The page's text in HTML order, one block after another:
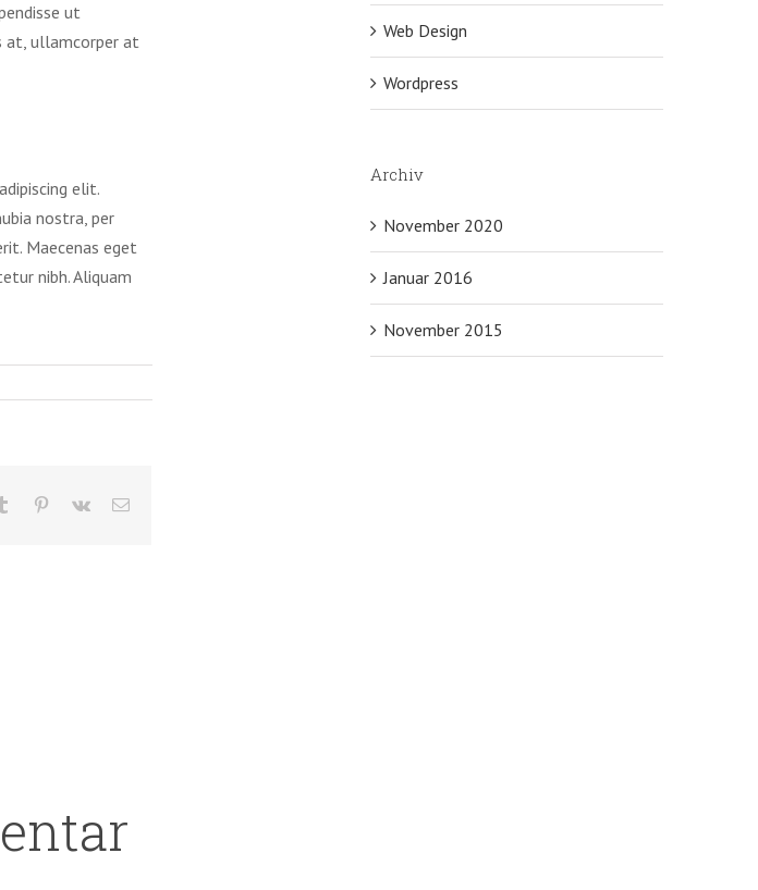
ut
at, ullamcorper at
elit.
nostra, per
Maecenas eget
nibh. Aliquam
Tumblr Pinterest
Vk
E-
Web Design
Wordpress
Archiv
November 2020
Januar 2016
November 2015